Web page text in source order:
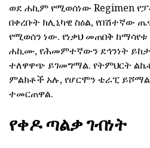
ወደ ሐኪም የሚወሰነው Regimen
በቀረቡት ክሊኒካዊ ስዕል, የበሽተኛው
የሚወሰን ነው. የነቃህ መጠበቅ
ሐኪሙ, የሕመምተኛውን ደኅንነት
ተለዋዋጭ ይገመግማል. የትምህርት
ምልክቶች አሉ, የሆርሞን ቴራፒ
ተመርጠዋል.
የቀዶ ጣልቃ ገብነት